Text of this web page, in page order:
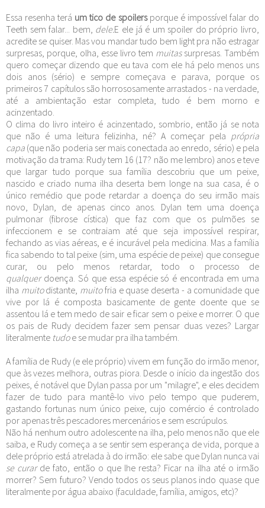
Essa resenha terá um tico de spoilers porque é impossível falar do
Teeth sem falar... bem, dele.E ele já é um spoiler do próprio livro,
acredite se quiser. Mas vou mandar tudo bem light pra não estragar
surpresas, porque, olha, esse livro tem muitas surpresas. Também
quero começar dizendo que eu tava com ele há pelo menos uns
dois anos (sério) e sempre começava e parava, porque os
primeiros 7 capítulos são horrososamente arrastados - na verdade,
até a ambientação estar completa, tudo é bem morno e
acinzentado.
O clima do livro inteiro é acinzentado, sombrio, então já se nota
que não é uma leitura felizinha, né? A começar pela própria
capa (que não poderia ser mais conectada ao enredo, sério) e pela
motivação da trama: Rudy tem 16 (17? não me lembro) anos e teve
que largar tudo porque sua família descobriu que um peixe,
nascido e criado numa ilha deserta bem longe na sua casa, é o
único remédio que pode retardar a doença do seu irmão mais
novo, Dylan, de apenas cinco anos. Dylan tem uma doença
pulmonar (fibrose cística) que faz com que os pulmões se
infeccionem e se contraiam até que seja impossível respirar,
fechando as vias aéreas, e é incurável pela medicina. Mas a família
fica sabendo to tal peixe (sim, uma espécie de peixe) que consegue
curar, ou pelo menos retardar, todo o processo de
qualquerdoença. Só que essa espécie só é encontrada em uma
ilha muitodistante, muitofria e quase deserta - a comunidade que
vive por lá é composta basicamente de gente doente que se
assentou lá e tem medo de sair e ficar sem o peixe e morrer. O que
os pais de Rudy decidem fazer sem pensar duas vezes? Largar
literalmente tudoe se mudar pra ilha também.
A família de Rudy (e ele próprio) vivem em função do irmão menor,
que às vezes melhora, outras piora. Desde o início da ingestão dos
peixes, é notável que Dylan passa por um "milagre", e eles decidem
fazer de tudo para mantê-lo vivo pelo tempo que puderem,
gastando fortunas num único peixe, cujo comércio é controlado
por apenas três pescadores mercenários e sem escrúpulos.
Não há nenhum outro adolescente na ilha, pelo menos não que ele
saiba, e Rudy começa a se sentir sem esperança de vida, porque a
dele próprio está atrelada à do irmão: ele sabe que Dylan nunca vai
se curarde fato, então o que lhe resta? Ficar na ilha até o irmão
morrer? Sem futuro? Vendo todos os seus planos indo quase que
literalmente por água abaixo (faculdade, família, amigos, etc)?